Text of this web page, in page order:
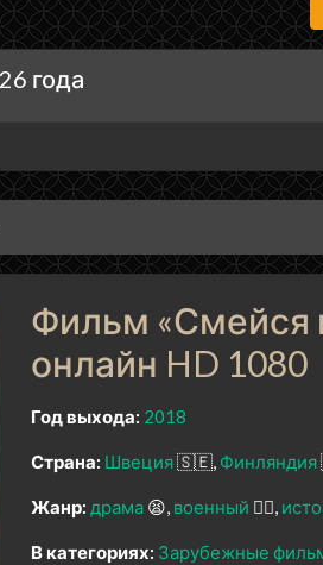
года
Фильм «Смейся
онлайн HD 1080
Год выхода: 2018
Страна: Швеция🇸🇪 Финляндия
Жанр: драма 😫 военный 👨‍✈️
В категориях: Зарубежные